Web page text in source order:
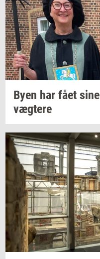
Byen har fået sine
væg­te­re